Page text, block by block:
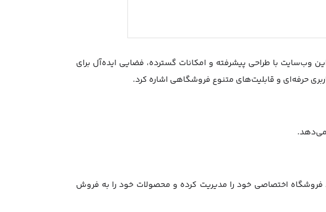
با طراحی پیشرفته و امکانات گسترده، فضایی ایده‌آل برای
حرفه‌ای و قابلیت‌های متنوع فروشگاهی اشاره کرد.
می‌دهد.
اختصاصی خود را مدیریت کرده و محصولات خود را به فروش